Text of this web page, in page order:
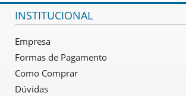
INSTITUCIONAL
Empresa
Formas de Pagamento
Como Comprar
Dúvidas